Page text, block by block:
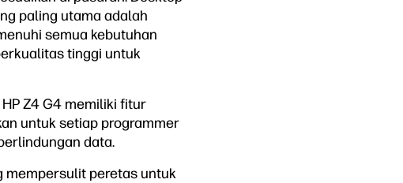
paling utama adalah
semua kebutuhan
tinggi untuk
Z4 G4 memiliki fitur
untuk setiap programmer
data.
mempersulit peretas untuk